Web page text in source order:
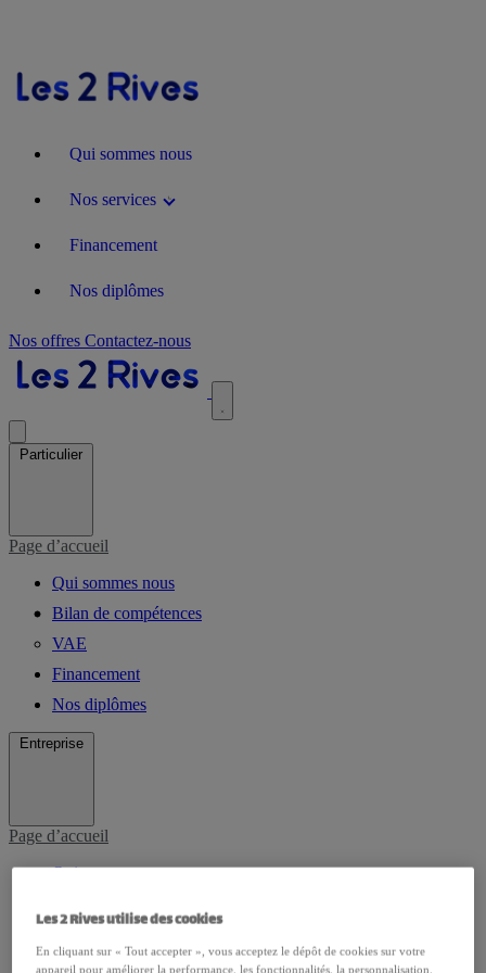
Qui sommes nous
Nos services
Financement
Nos diplômes
Nos offres Contactez-nous
Particulier
Page d’accueil
Qui sommes nous
Bilan de compétences
VAE
Financement
Nos diplômes
Entreprise
Page d’accueil
Qui sommes-nous
Formation AFEST
Les 2 Rives utilise des cookies
En cliquant sur « Tout accepter », vous acceptez le dépôt de cookies sur votre
appareil pour améliorer la performance, les fonctionnalités, la personnalisation,